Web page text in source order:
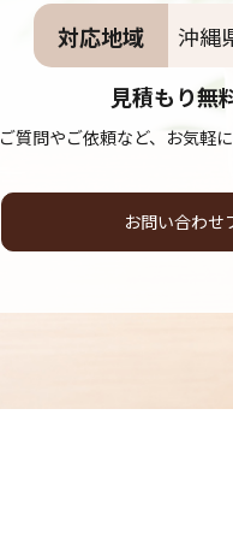
対応地域
沖縄
見積もり無
ご質問やご依頼など、お気軽
お問い合わせ